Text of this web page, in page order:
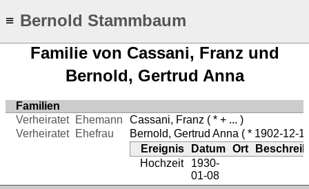
≡ Bernold Stammbaum
Familie von Cassani, Franz und
Bernold, Gertrud Anna
Familien
Verheiratet
Ehemann Cassani, Franz ( * + ... )
Verheiratet
Ehefrau Bernold, Gertrud Anna ( * 1902-12-
Ereignis
Datum Ort
Hochzeit
1930-
01-08